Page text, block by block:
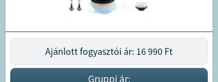
Ajánlott fogyasztói ár: 16 990 Ft
Gruppi ár: